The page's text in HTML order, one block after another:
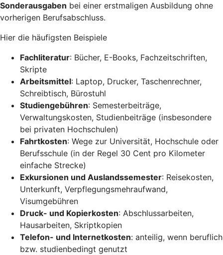
Sonderausgaben bei einer erstmaligen Ausbildung ohne
vorherigen Berufsabschluss.
Hier die häufigsten Beispiele
Fachliteratur: Bücher, E-Books, Fachzeitschriften,
Skripte
Arbeitsmittel: Laptop, Drucker, Taschenrechner,
Schreibtisch, Bürostuhl
Studiengebühren: Semesterbeiträge,
Verwaltungskosten, Studienbeiträge (insbesondere
bei privaten Hochschulen)
Fahrtkosten: Wege zur Universität, Hochschule oder
Berufsschule (in der Regel 30 Cent pro Kilometer
einfache Strecke)
Exkursionen und Auslandssemester: Reisekosten,
Unterkunft, Verpflegungsmehraufwand,
Visumgebühren
Druck- und Kopierkosten: Abschlussarbeiten,
Hausarbeiten, Skriptkopien
Telefon- und Internetkosten: anteilig, wenn beruflich
bzw. studienbedingt genutzt